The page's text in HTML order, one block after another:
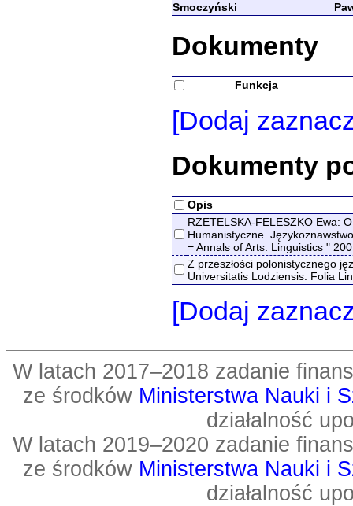
Smoczyński
Dokumenty
Funkcja
[Dodaj
Dokumenty
Opis
RZETELSKA-FELESZKO Ewa:
Humanistyczne.
= Annals of Arts. Linguistics "
Z przeszłości polonistycznego
Universitatis Lodziensis. Folia
[Dodaj
W latach 2017–2018 zadanie
ze środków Ministerstwa Nauki i
działalność
W latach 2019–2020 zadanie
ze środków Ministerstwa Nauki i
działalność